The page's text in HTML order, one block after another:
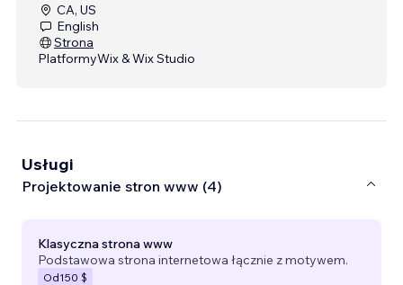
CA, US
English
Strona
PlatformyWix & Wix Studio
Usługi
Projektowanie stron www (4)
Klasyczna strona www
Podstawowa strona internetowa łącznie z motywem.
Od150 $